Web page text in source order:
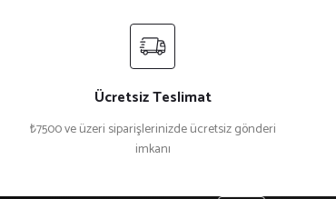
Ücretsiz Teslimat
₺7500 ve üzeri siparişlerinizde ücretsiz gönderi
imkanı